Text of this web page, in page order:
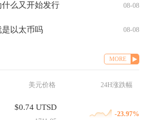
么又开始发行 08-08
是以太币吗 08-08
MORE
美元价格 24H涨跌幅
$0.74 UTSD
-23.97%